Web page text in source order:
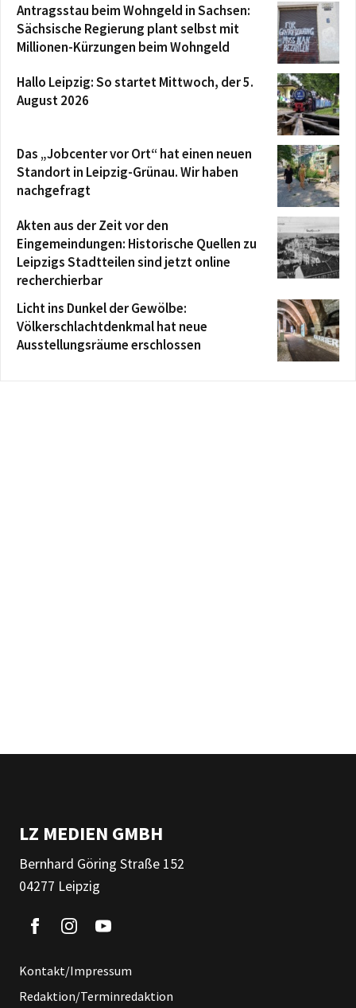
Antragsstau beim Wohngeld in Sachsen:
Sächsische Regierung plant selbst mit
Millionen-Kürzungen beim Wohngeld
Hallo Leipzig: So startet Mittwoch, der 5.
August 2026
Das „Jobcenter vor Ort“ hat einen neuen
Standort in Leipzig-Grünau. Wir haben
nachgefragt
Akten aus der Zeit vor den
Eingemeindungen: Historische Quellen zu
Leipzigs Stadtteilen sind jetzt online
recherchierbar
Licht ins Dunkel der Gewölbe:
Völkerschlachtdenkmal hat neue
Ausstellungsräume erschlossen
LZ MEDIEN GMBH
Bernhard Göring Straße 152
04277 Leipzig
Kontakt/Impressum
Redaktion/Terminredaktion